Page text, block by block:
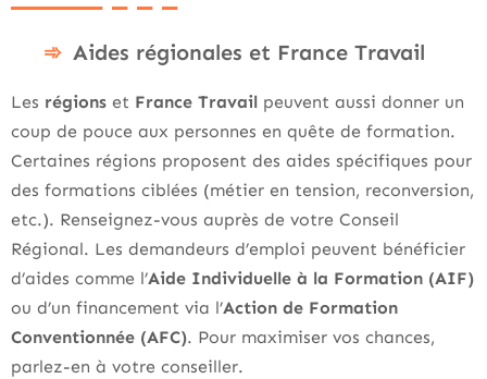
Aides régionales et France Travail
Les régions et France Travail peuvent aussi donner un
coup de pouce aux personnes en quête de formation.
Certaines régions proposent des aides spécifiques pour
des formations ciblées (métier en tension, reconversion,
etc.). Renseignez-vous auprès de votre Conseil
Régional. Les demandeurs d’emploi peuvent bénéficier
d’aides comme l’Aide Individuelle à la Formation (AIF)
ou d’un financement via l’Action de Formation
Conventionnée (AFC). Pour maximiser vos chances,
parlez-en à votre conseiller.